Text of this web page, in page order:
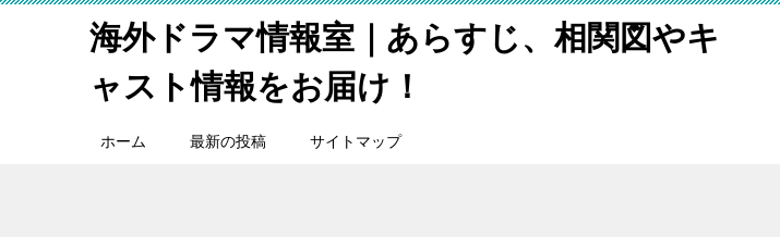
海外ドラマ情報室｜あらすじ、相関図やキ
ャスト情報をお届け！
ホーム 最新の投稿 サイトマップ